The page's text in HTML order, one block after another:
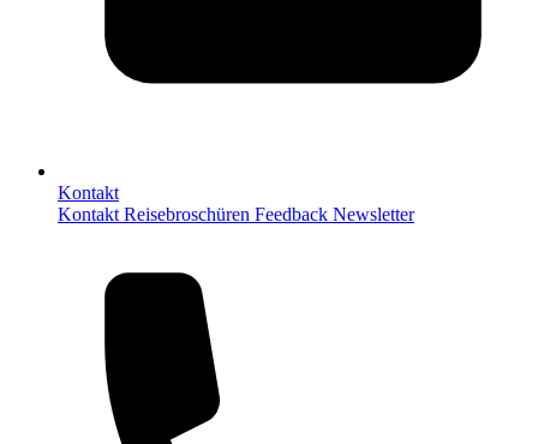
Kontakt
Kontakt Reisebroschüren Feedback Newsletter